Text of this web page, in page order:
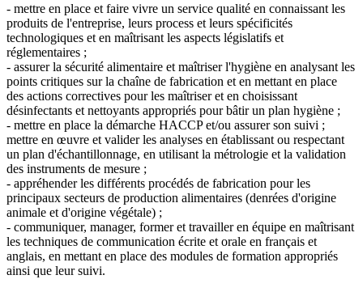
- mettre en place et faire vivre un service qualité en connaissant les
produits de l'entreprise, leurs process et leurs spécificités
technologiques et en maîtrisant les aspects législatifs et
réglementaires ;
- assurer la sécurité alimentaire et maîtriser l'hygiène en analysant les
points critiques sur la chaîne de fabrication et en mettant en place
des actions correctives pour les maîtriser et en choisissant
désinfectants et nettoyants appropriés pour bâtir un plan hygiène ;
- mettre en place la démarche HACCP et/ou assurer son suivi ;
mettre en œuvre et valider les analyses en établissant ou respectant
un plan d'échantillonnage, en utilisant la métrologie et la validation
des instruments de mesure ;
- appréhender les différents procédés de fabrication pour les
principaux secteurs de production alimentaires (denrées d'origine
animale et d'origine végétale) ;
- communiquer, manager, former et travailler en équipe en maîtrisant
les techniques de communication écrite et orale en français et
anglais, en mettant en place des modules de formation appropriés
ainsi que leur suivi.